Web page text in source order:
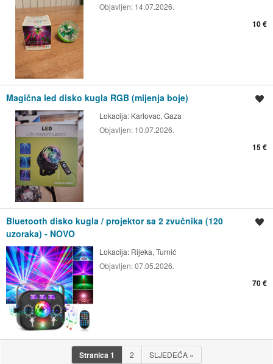
Objavljen: 14.07.2026.
10 €
Magična led disko kugla RGB (mijenja boje)
Lokacija: Karlovac, Gaza
Objavljen: 10.07.2026.
15 €
Bluetooth disko kugla / projektor sa 2 zvučnika (120
uzoraka) - NOVO
Lokacija: Rijeka, Turnić
Objavljen:07.05.2026.
70 €
Stranica1 2 SLJEDEĆA »